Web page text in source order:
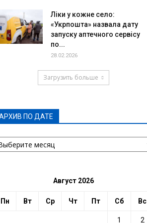
Ліки у кожне село:
«Укрпошта» назвала дату
запуску аптечного сервісу
по...
28.02.2026
Загрузить больше
ПО ДАТЕ
Август 2026
Пн Вт Ср Чт Пт Сб Вс
1 2